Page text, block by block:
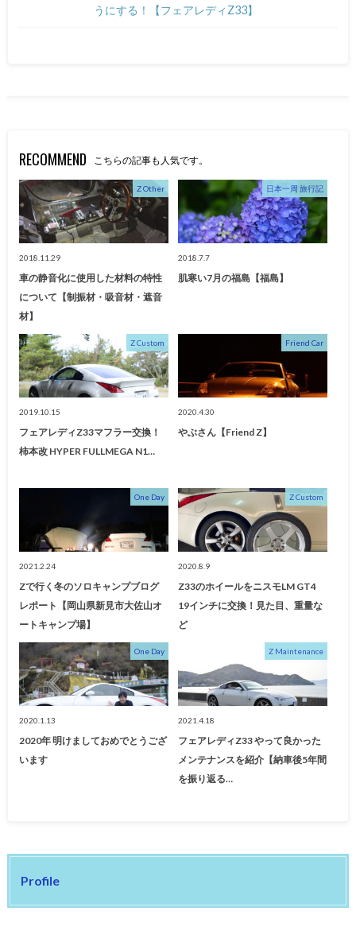
うにする！【フェアレディZ33】
RECOMMEND こちらの記事も人気です。
Z Other
2018.11.29
車の静音化に使用した材料の特性
について【制振材・吸音材・遮音
材】
日本一周 旅行記
2018.7.7
肌寒い7月の福島【福島】
Z Custom
2019.10.15
フェアレディZ33マフラー交換！
柿本改 HYPER FULLMEGA N1…
Friend Car
2020.4.30
やぶさん【Friend Z】
One Day
2021.2.24
Zで行く冬のソロキャンプブログ
レポート【岡山県新見市大佐山オ
ートキャンプ場】
Z Custom
2020.8.9
Z33のホイールをニスモLM GT4
19インチに交換！見た目、重量な
ど
One Day
2020.1.13
2020年 明けましておめでとうござ
います
Z Maintenance
2021.4.18
フェアレディZ33 やって良かった
メンテナンスを紹介【納車後5年間
を振り返る…
Profile